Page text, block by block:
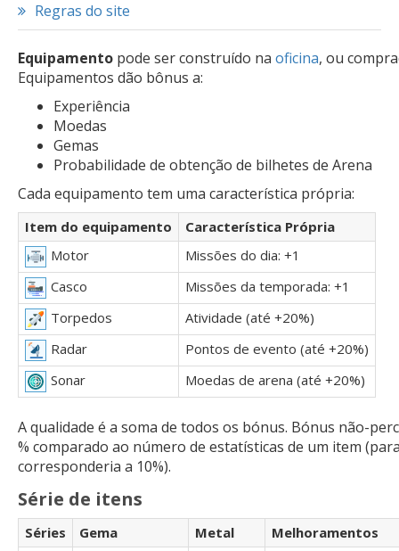
Regras do site
Equipamento pode ser construído na oficina, ou
Equipamentos dão bônus a:
Experiência
Moedas
Gemas
Probabilidade de obtenção de bilhetes de Arena
Cada equipamento tem uma característica própria:
Item do equipamento
Característica Própria
Motor
Missões do dia: +1
Casco
Missões da temporada: +1
Torpedos
Atividade (até +20%)
Radar
Pontos de evento (até +20%)
Sonar
Moedas de arena (até +20%)
A qualidade é a soma de todos os bónus. Bónus não-
% comparado ao número de estatísticas de um item
corresponderia a 10%).
Série de itens
Séries Gema Metal
Melhoramentos